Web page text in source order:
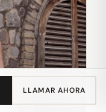
LLAMAR AHORA